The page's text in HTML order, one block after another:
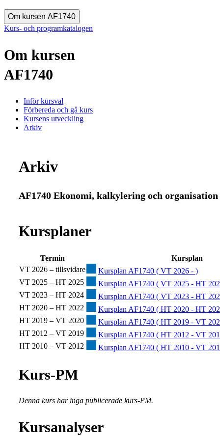
Om kursen AF1740
Kurs- och programkatalogen
Om kursen
AF1740
Inför kursval
Förbereda och gå kurs
Kursens utveckling
Arkiv
Arkiv
AF1740 Ekonomi, kalkylering och organisation
Kursplaner
Termin
Kursplan
VT 2026 – tillsvidare
Kursplan AF1740 ( VT 2026 - )
VT 2025 – HT 2025
Kursplan AF1740 ( VT 2025 - HT
VT 2023 – HT 2024
Kursplan AF1740 ( VT 2023 - HT
HT 2020 – HT 2022
Kursplan AF1740 ( HT 2020 - HT
HT 2019 – VT 2020
Kursplan AF1740 ( HT 2019 - VT
HT 2012 – VT 2019
Kursplan AF1740 ( HT 2012 - VT
HT 2010 – VT 2012
Kursplan AF1740 ( HT 2010 - VT
Kurs-PM
Denna kurs har inga publicerade kurs-PM.
Kursanalyser